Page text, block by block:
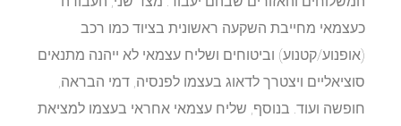
כעצמאי מחייבת השקעה ראשונית בציוד כמו רכב
(אופנוע/קטנוע) וביטוחים ושליח עצמאי לא ייהנה מתנאים
סוציאליים ויצטרך לדאוג בעצמו לפנסיה, דמי הבראה,
חופשה ועוד. בנוסף, שליח עצמאי אחראי בעצמו למציאת